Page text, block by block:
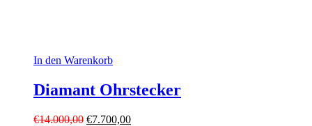
In den Warenkorb
Diamant Ohrstecker
€14.000,00 Ursprünglicher
€7.700,00Aktueller